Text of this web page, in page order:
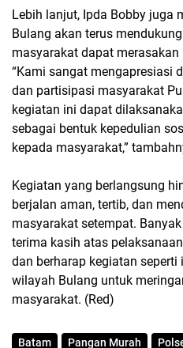
Lebih lanjut, Ipda Bobby juga
Bulang akan terus
masyarakat dapat
“Kami sangat mengapresiasi
dan partisipasi masyarakat
kegiatan ini dapat
sebagai bentuk kepedulian
kepada masyarakat,”
Kegiatan yang berlangsung
berjalan aman, tertib, dan
masyarakat setempat.
terima kasih atas
dan berharap kegiatan
wilayah Bulang untuk
masyarakat. (Red)
Batam Pangan Murah